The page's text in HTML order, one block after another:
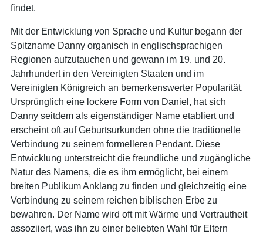
findet.
Mit der Entwicklung von Sprache und Kultur begann der
Spitzname Danny organisch in englischsprachigen
Regionen aufzutauchen und gewann im 19. und 20.
Jahrhundert in den Vereinigten Staaten und im
Vereinigten Königreich an bemerkenswerter Popularität.
Ursprünglich eine lockere Form von Daniel, hat sich
Danny seitdem als eigenständiger Name etabliert und
erscheint oft auf Geburtsurkunden ohne die traditionelle
Verbindung zu seinem formelleren Pendant. Diese
Entwicklung unterstreicht die freundliche und zugängliche
Natur des Namens, die es ihm ermöglicht, bei einem
breiten Publikum Anklang zu finden und gleichzeitig eine
Verbindung zu seinem reichen biblischen Erbe zu
bewahren. Der Name wird oft mit Wärme und Vertrautheit
assoziiert, was ihn zu einer beliebten Wahl für Eltern